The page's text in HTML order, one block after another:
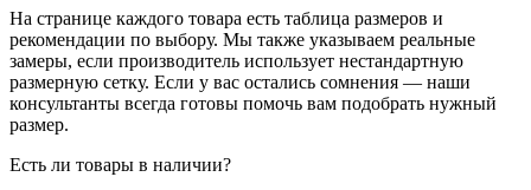
На странице каждого товара есть таблица размеров и
рекомендации по выбору. Мы также указываем реальные
замеры, если производитель использует нестандартную
размерную сетку. Если у вас остались сомнения — наши
консультанты всегда готовы помочь вам подобрать нужный
размер.
Есть ли товары в наличии?